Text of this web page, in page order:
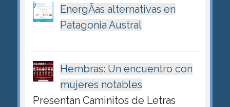
EnergÃ­as alternativas en
Patagonia Austral
Hembras: Un encuentro con
mujeres notables
Presentan Caminitos de Letras